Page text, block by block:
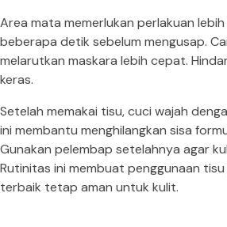
Area mata memerlukan perlakuan
beberapa detik sebelum mengusap.
melarutkan maskara lebih cepat.
keras.
Setelah memakai tisu, cuci wajah
ini membantu menghilangkan sisa
Gunakan pelembap setelahnya agar
Rutinitas ini membuat penggunaan
terbaik tetap aman untuk kulit.